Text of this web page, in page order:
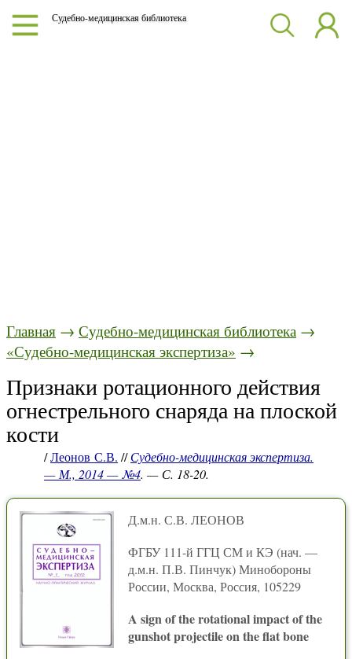
Судебно-медицинская библиотека
Главная → Судебно-медицинская библиотека →
«Судебно-медицинская экспертиза» →
Признаки ротационного действия
огнестрельного снаряда на плоской
кости
/Леонов С.В. //Судебно-медицинская экспертиза.
— М., 2014 — №4. — С. 18-20.
Д.м.н. С.В. ЛЕОНОВ
ФГБУ 111-й ГГЦ СМ и КЭ (нач. —
д.м.н. П.В. Пинчук) Минобороны
России, Москва, Россия, 105229
A sign of the rotational impact of the
gunshot projectile on the flat bone